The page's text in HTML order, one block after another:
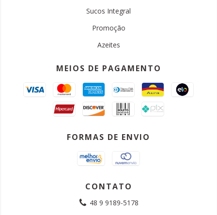
Sucos Integral
Promoção
Azeites
MEIOS DE PAGAMENTO
FORMAS DE ENVIO
CONTATO
48 9 9189-5178